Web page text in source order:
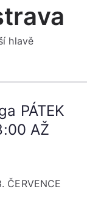
hlavě
PÁTEK
AŽ
ČERVENCE